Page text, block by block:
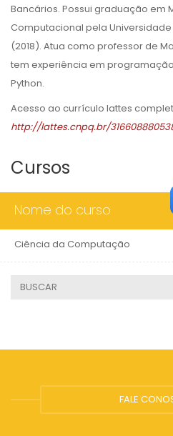
Bancários. Possui graduação em
Computacional pela
(2018). Atua como professor de
tem experiência em
Python.
Acesso ao currículo lattes
http://lattes.cnpq.br/
Cursos
Nome do curso
Ciência da Computação
FALE